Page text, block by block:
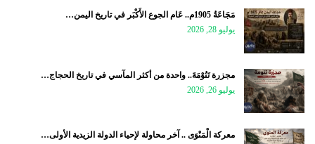
مَجَاعَةُ 1905م.. عَام الجوع الأَكْبَر في تاريخ اليمن…
يوليو 28, 2026
مجزرة تَنُوْمَةَ.. واحدة من أكثر المآسي في تاريخ الحجاج…
يوليو 26, 2026
معركة الْمَنْوَى .. آخر محاولة لإحياء الدولة الزيدية الأولى…